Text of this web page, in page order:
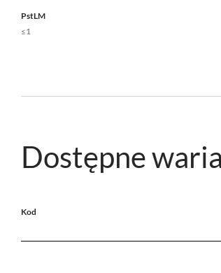
PstLM
≤1
Dostępne
Kod